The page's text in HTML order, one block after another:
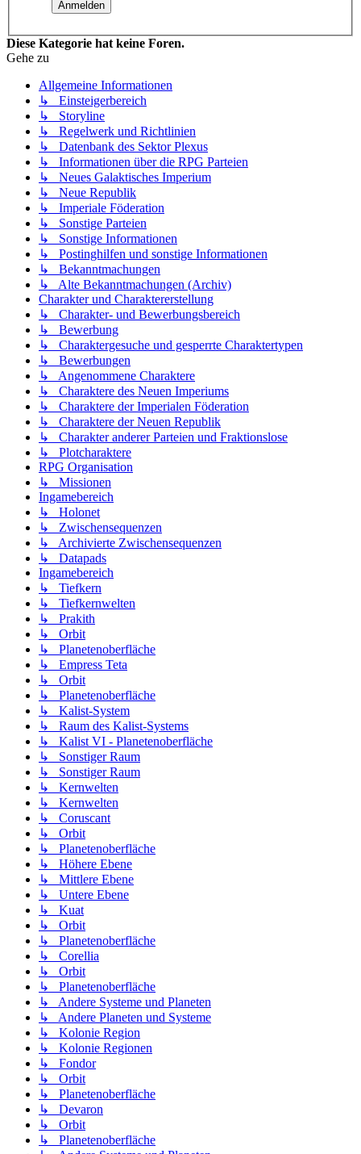
Diese Kategorie hat keine Foren.
Gehe zu
Allgemeine Informationen
↳ Einsteigerbereich
↳ Storyline
↳ Regelwerk und Richtlinien
↳ Datenbank des Sektor Plexus
↳ Informationen über die RPG Parteien
↳ Neues Galaktisches Imperium
↳ Neue Republik
↳ Imperiale Föderation
↳ Sonstige Parteien
↳ Sonstige Informationen
↳ Postinghilfen und sonstige Informationen
↳ Bekanntmachungen
↳ Alte Bekanntmachungen (Archiv)
Charakter und Charaktererstellung
↳ Charakter- und Bewerbungsbereich
↳ Bewerbung
↳ Charaktergesuche und gesperrte Charaktertypen
↳ Bewerbungen
↳ Angenommene Charaktere
↳ Charaktere des Neuen Imperiums
↳ Charaktere der Imperialen Föderation
↳ Charaktere der Neuen Republik
↳ Charakter anderer Parteien und Fraktionslose
↳ Plotcharaktere
RPG Organisation
↳ Missionen
Ingamebereich
↳ Holonet
↳ Zwischensequenzen
↳ Archivierte Zwischensequenzen
↳ Datapads
Ingamebereich
↳ Tiefkern
↳ Tiefkernwelten
↳ Prakith
↳ Orbit
↳ Planetenoberfläche
↳ Empress Teta
↳ Orbit
↳ Planetenoberfläche
↳ Kalist-System
↳ Raum des Kalist-Systems
↳ Kalist VI - Planetenoberfläche
↳ Sonstiger Raum
↳ Sonstiger Raum
↳ Kernwelten
↳ Kernwelten
↳ Coruscant
↳ Orbit
↳ Planetenoberfläche
↳ Höhere Ebene
↳ Mittlere Ebene
↳ Untere Ebene
↳ Kuat
↳ Orbit
↳ Planetenoberfläche
↳ Corellia
↳ Orbit
↳ Planetenoberfläche
↳ Andere Systeme und Planeten
↳ Andere Planeten und Systeme
↳ Kolonie Region
↳ Kolonie Regionen
↳ Fondor
↳ Orbit
↳ Planetenoberfläche
↳ Devaron
↳ Orbit
↳ Planetenoberfläche